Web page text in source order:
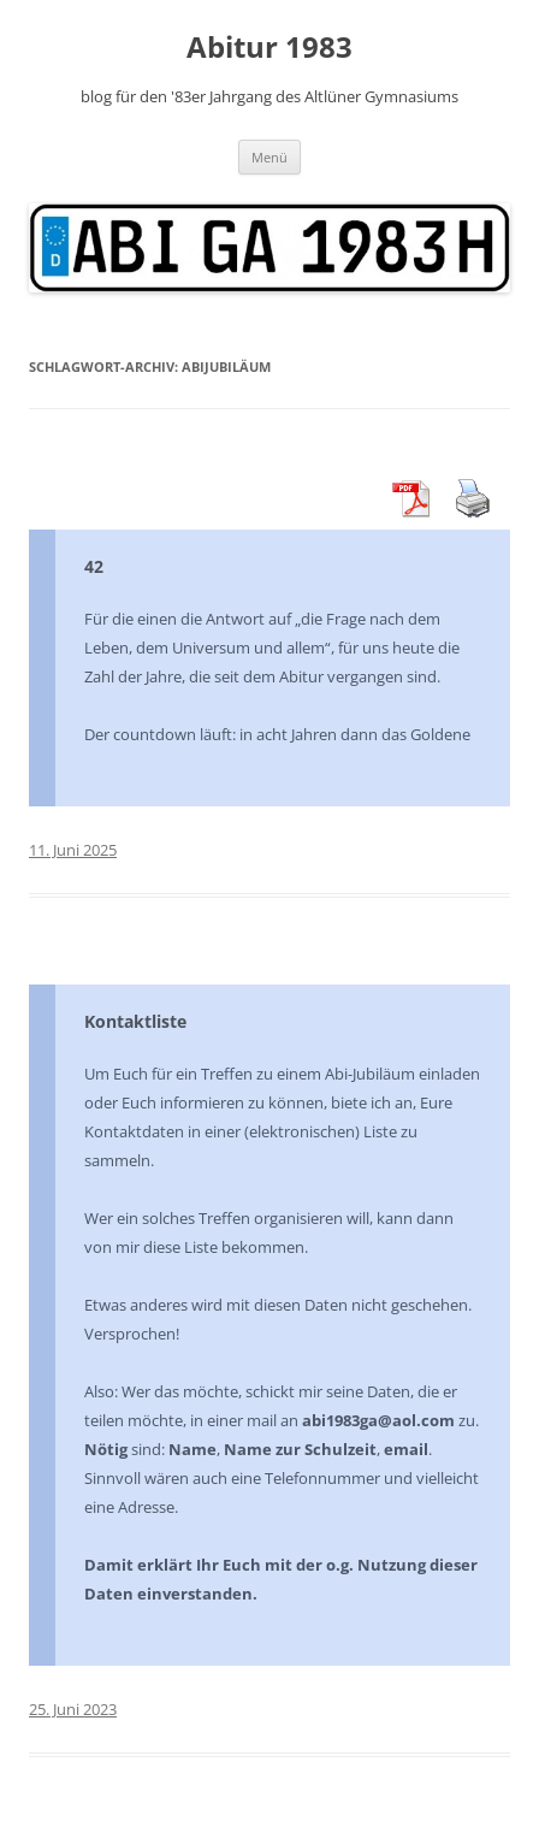
Abitur 1983
blog für den '83er Jahrgang des Altlüner Gymnasiums
Menü
SCHLAGWORT-ARCHIV: ABIJUBILÄUM
42
Für die einen die Antwort auf „die Frage nach dem
Leben, dem Universum und allem“, für uns heute die
Zahl der Jahre, die seit dem Abitur vergangen sind.
Der countdown läuft: in acht Jahren dann das Goldene
11. Juni 2025
Kontaktliste
Um Euch für ein Treffen zu einem Abi-Jubiläum einladen
oder Euch informieren zu können, biete ich an, Eure
Kontaktdaten in einer (elektronischen) Liste zu
sammeln.
Wer ein solches Treffen organisieren will, kann dann
von mir diese Liste bekommen.
Etwas anderes wird mit diesen Daten nicht geschehen.
Versprochen!
Also: Wer das möchte, schickt mir seine Daten, die er
teilen möchte, in einer mail an abi1983ga@aol.com zu.
Nötigsind: Name, Name zur Schulzeit,email.
Sinnvoll wären auch eine Telefonnummer und vielleicht
eine Adresse.
Damit erklärt Ihr Euch mit der o.g. Nutzung dieser
Daten einverstanden.
25. Juni 2023